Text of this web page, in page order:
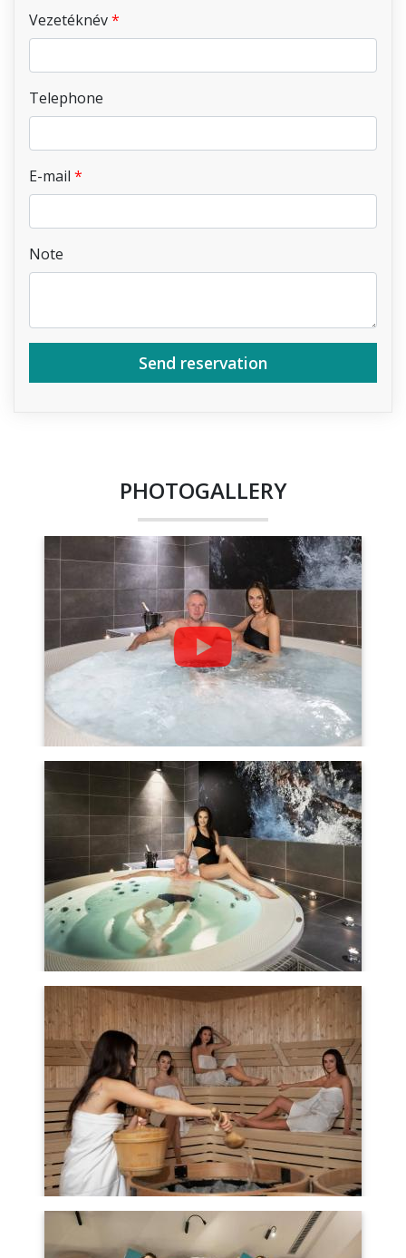
Vezetéknév
Telephone
E-mail
Note
Send reservation
PHOTOGALLERY